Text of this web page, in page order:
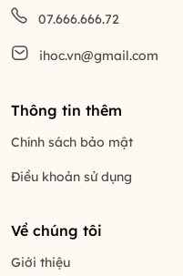
07.666.666.72
ihoc.vn@gmail.com
Thông tin thêm
Chính sách bảo mật
Điều khoản sử dụng
Về chúng tôi
Giới thiệu